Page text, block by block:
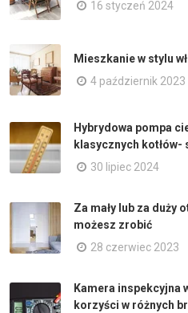
16 styczeń 2024
Mieszkanie w stylu
4 październik 2023
Hybrydowa pompa
klasycznych kotłów-
30 lipiec 2024
Za mały lub za duży
możesz zrobić
28 czerwiec 2023
Kamera inspekcyjna
korzyści w różnych